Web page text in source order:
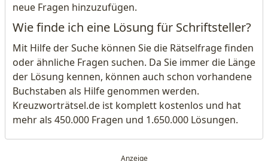
neue Fragen hinzuzufügen.
Wie finde ich eine Lösung für Schriftsteller?
Mit Hilfe der Suche können Sie die Rätselfrage finden
oder ähnliche Fragen suchen. Da Sie immer die Länge
der Lösung kennen, können auch schon vorhandene
Buchstaben als Hilfe genommen werden.
Kreuzworträtsel.de ist komplett kostenlos und hat
mehr als 450.000 Fragen und 1.650.000 Lösungen.